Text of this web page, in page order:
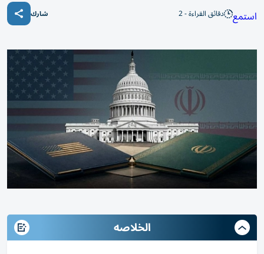
استمع دقائق القراءة - 2 شارك
الخلاصه